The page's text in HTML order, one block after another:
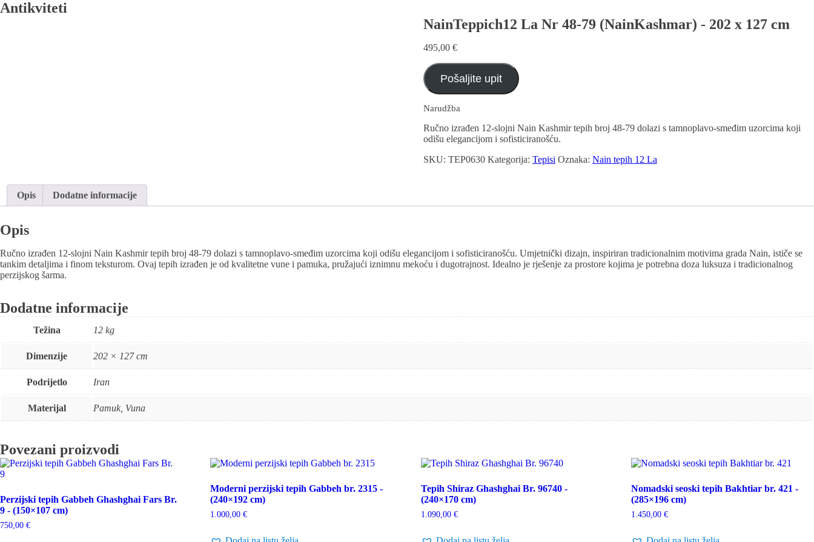
Antikviteti
NainTeppich12 La Nr 48-79 (NainKashmar) - 202 x 127 cm
495,00 €
Pošaljite upit
Narudžba
Ručno izrađen 12-slojni Nain Kashmir tepih broj 48-79 dolazi s tamnoplavo-smeđim uzorcima koji
odišu elegancijom i sofisticiranošću.
SKU: TEP0630 Kategorija: Tepisi Oznaka: Nain tepih 12 La
Opis Dodatne informacije
Opis
Ručno izrađen 12-slojni Nain Kashmir tepih broj 48-79 dolazi s tamnoplavo-smeđim uzorcima koji odišu elegancijom i sofisticiranošću. Umjetnički dizajn, inspiriran tradicionalnim motivima grada Nain, ističe se
tankim detaljima i finom teksturom. Ovaj tepih izrađen je od kvalitetne vune i pamuka, pružajući iznimnu mekoću i dugotrajnost. Idealno je rješenje za prostore kojima je potrebna doza luksuza i tradicionalnog
perzijskog šarma.
Dodatne informacije
Težina 12 kg
Dimenzije 202 × 127 cm
Podrijetlo Iran
Materijal Pamuk, Vuna
Povezani proizvodi
Perzijski tepih Gabbeh Ghashghai Fars Br.
9 - (150×107 cm)
750,00 €
Moderni perzijski tepih Gabbeh br. 2315 -
(240×192 cm)
1.000,00€
Tepih Shiraz Ghashghai Br. 96740 -
(240×170 cm)
1.090,00 €
Nomadski seoski tepih Bakhtiar br. 421 -
(285×196 cm)
1.450,00€